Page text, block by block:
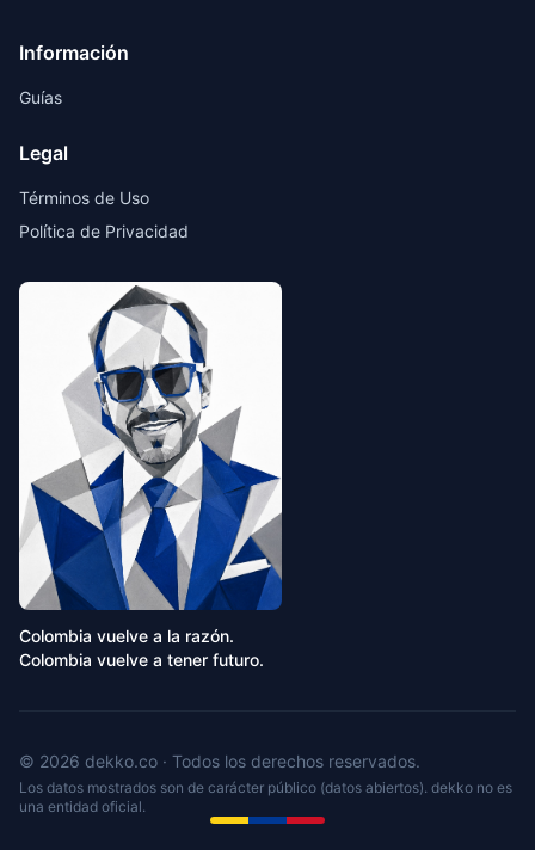
Información
Guías
Legal
Términos de Uso
Política de Privacidad
Colombia vuelve a la razón.
Colombia vuelve a tener futuro.
© 2026 dekko.co · Todos los derechos reservados.
Los datos mostrados son de carácter público (datos abiertos). dekko no es
una entidad oficial.